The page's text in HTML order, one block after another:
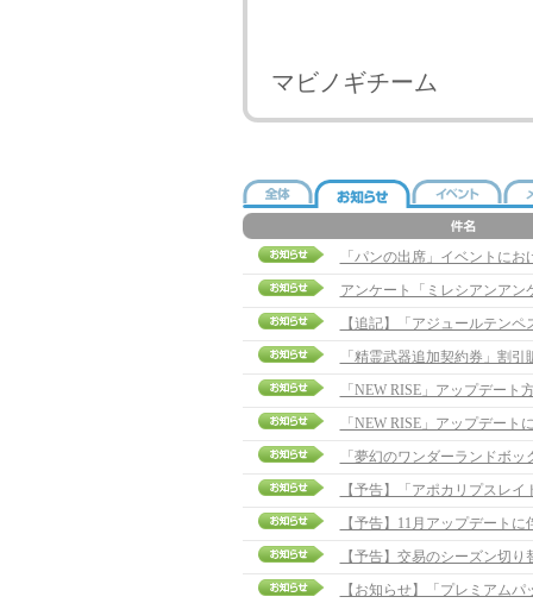
マビノギチーム
「パンの出席」イベントに
アンケート「ミレシアンアン
【追記】「アジュールテン
「精霊武器追加契約券」割引
「NEW RISE」アップデート
「NEW RISE」アップデート
「夢幻のワンダーランドボ
【予告】「アポカリプスレ
【予告】11月アップデート
【予告】交易のシーズン切り
【お知らせ】「プレミアム